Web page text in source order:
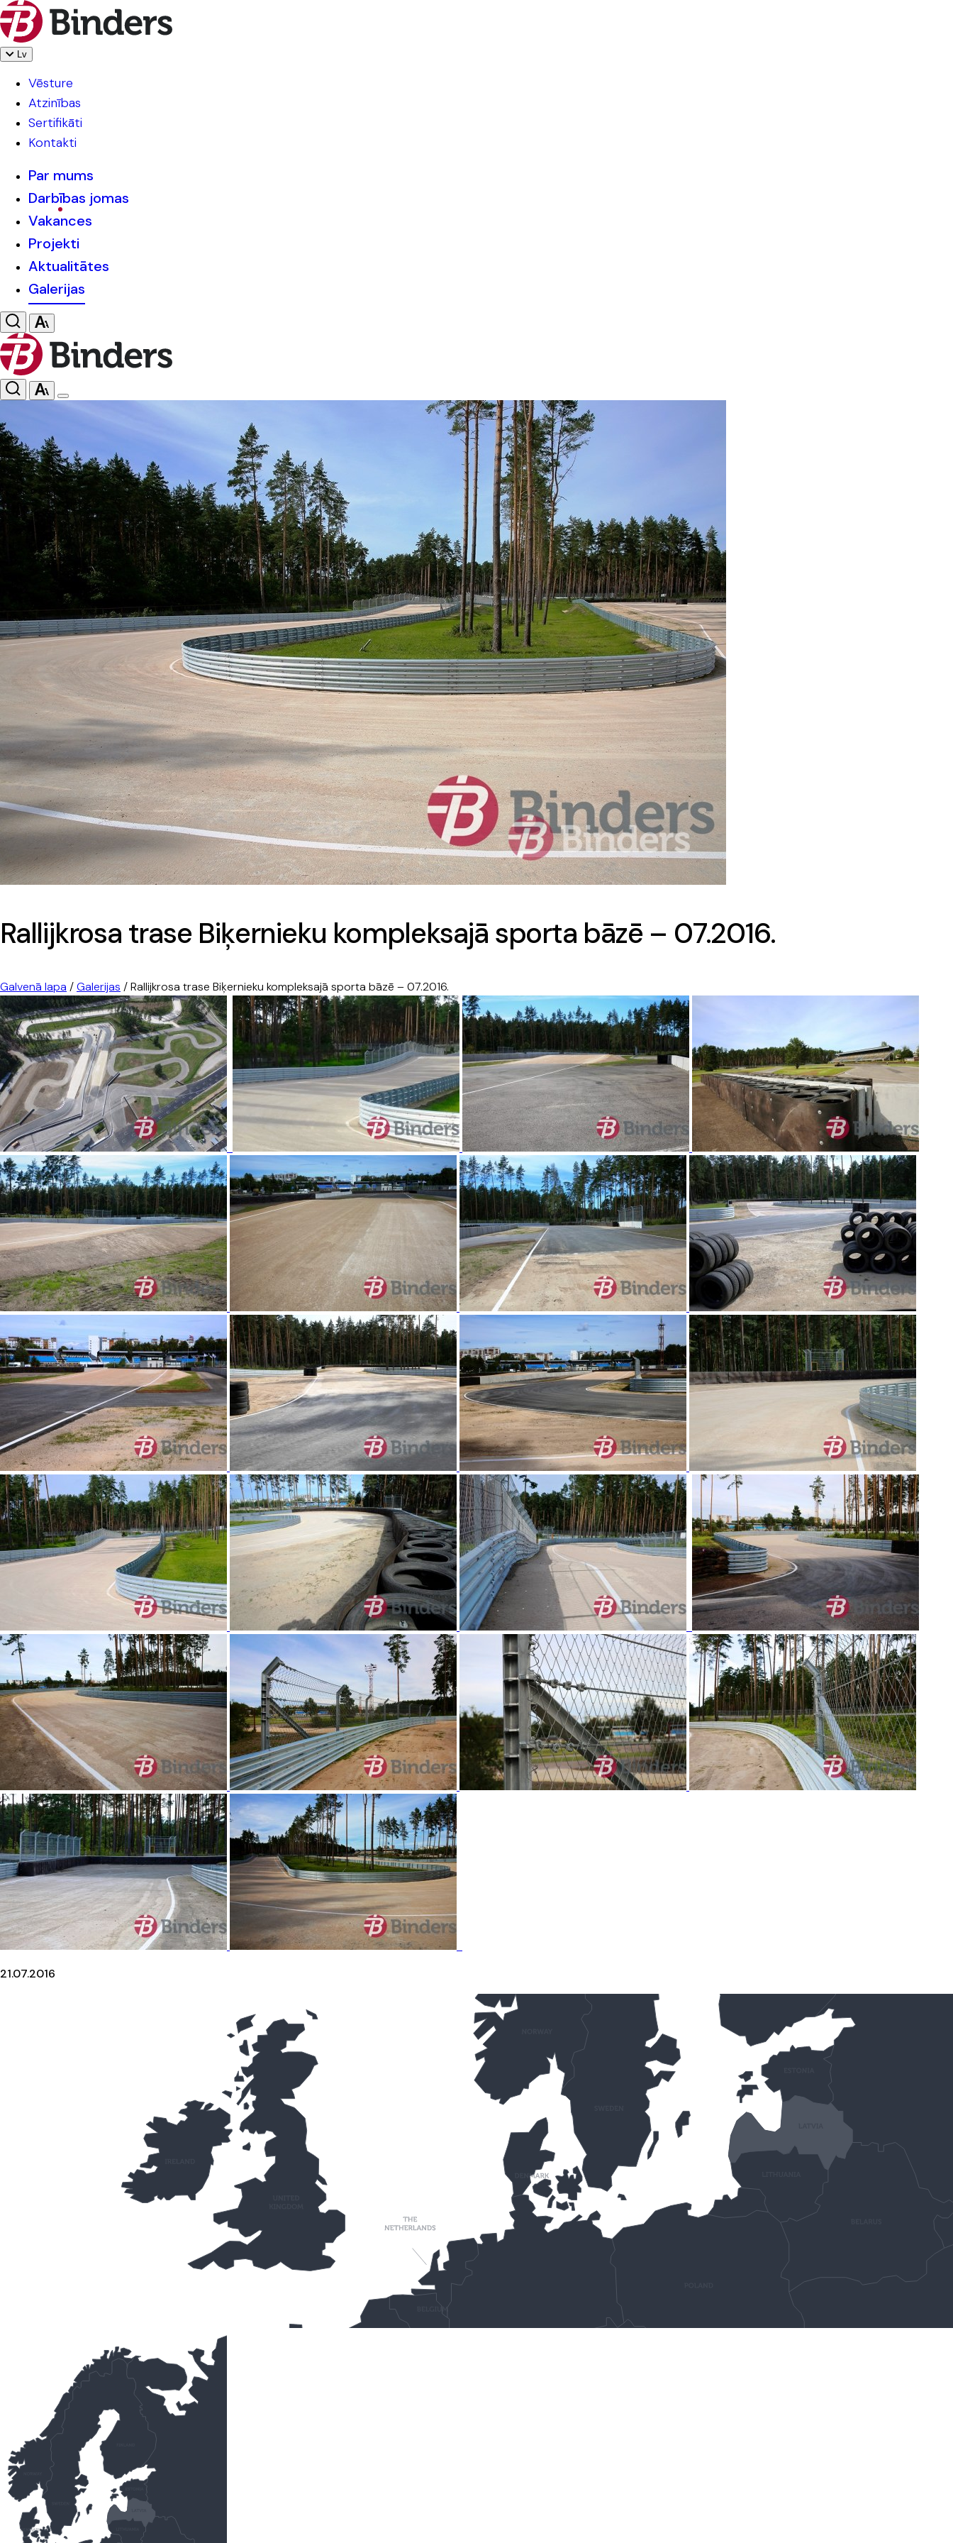
Lv
Vēsture
Atzinības
Sertifikāti
Kontakti
Par mums
Darbības jomas
Vakances
Projekti
Aktualitātes
Galerijas
Rallijkrosa trase Biķernieku kompleksajā sporta bāzē – 07.2016.
Galvenā lapa /Galerijas /Rallijkrosa trase Biķernieku kompleksajā sporta bāzē – 07.2016.
21.07.2016